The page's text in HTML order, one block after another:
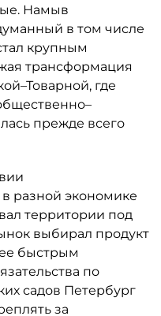
Намыв
в том числе
крупным
трансформация
где
прежде всего
разной экономике
территории под
выбирал продукт
быстрым
по
садов Петербург
за